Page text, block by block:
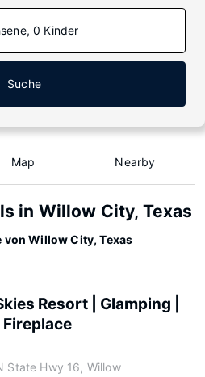
0 Kinder
Suche
Map Nearby
in Willow City, Texas
von Willow City, Texas
Resort | Glamping |
Fireplace
State Hwy 16, Willow